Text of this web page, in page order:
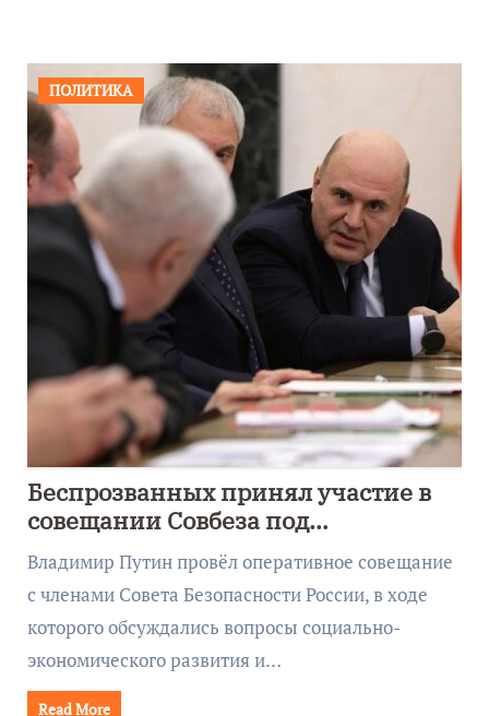
ПОЛИТИКА
Беспрозванных принял участие в
совещании Совбеза под
руководством Путина
Владимир Путин провёл оперативное совещание
с членами Совета Безопасности России, в ходе
которого обсуждались вопросы социально-
экономического развития и…
Read More